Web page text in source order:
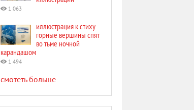
1 063
иллюстрация к стиху
горные вершины спят
во тьме ночной
карандашом
1 494
смотеть больше